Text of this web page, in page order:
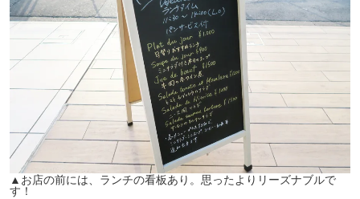
▲お店の前には、ランチの看板あり。思ったよりリーズナブルで
す！